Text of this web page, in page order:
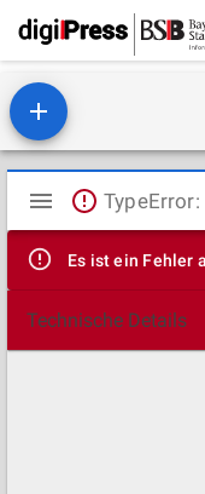
Mirador
Viewer
Es ist ein Fehler
Technische Details